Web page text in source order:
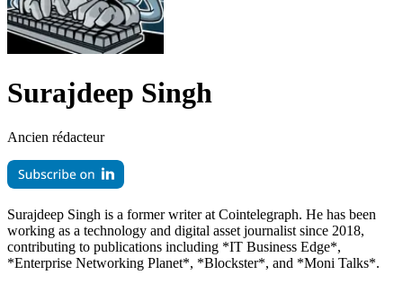
Surajdeep Singh
Ancien rédacteur
Surajdeep Singh is a former writer at Cointelegraph. He has been
working as a technology and digital asset journalist since 2018,
contributing to publications including *IT Business Edge*,
*Enterprise Networking Planet*, *Blockster*, and *Moni Talks*.